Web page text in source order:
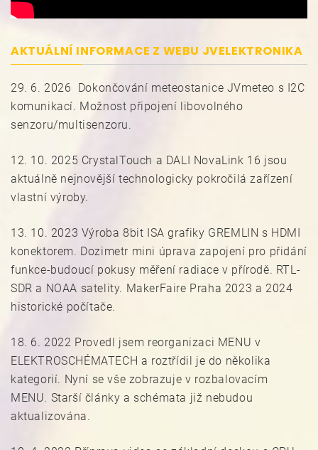
AKTUÁLNÍ INFORMACE Z WEBU JVELEKTRONIKA
29. 6. 2026 Dokončování meteostanice JVmeteo s I2C
komunikací. Možnost připojení libovolného
senzoru/multisenzoru.
12. 10. 2025 CrystalTouch a DALI NovaLink 16 jsou
aktuálně nejnovější technologicky pokročilá zařízení
vlastní výroby.
13. 10. 2023 Výroba 8bit ISA grafiky GREMLIN s HDMI
konektorem. Dozimetr mini úprava zapojení pro přidání
funkce-budoucí pokusy měření radiace v přírodě. RTL-
SDR a NOAA satelity. MakerFaire Praha 2023 a 2024
historické počítače.
18. 6. 2022 Provedl jsem reorganizaci MENU v
ELEKTROSCHÉMATECH a roztřídil je do několika
kategorií. Nyní se vše zobrazuje v rozbalovacím
MENU. Starší články a schémata již nebudou
aktualizována.